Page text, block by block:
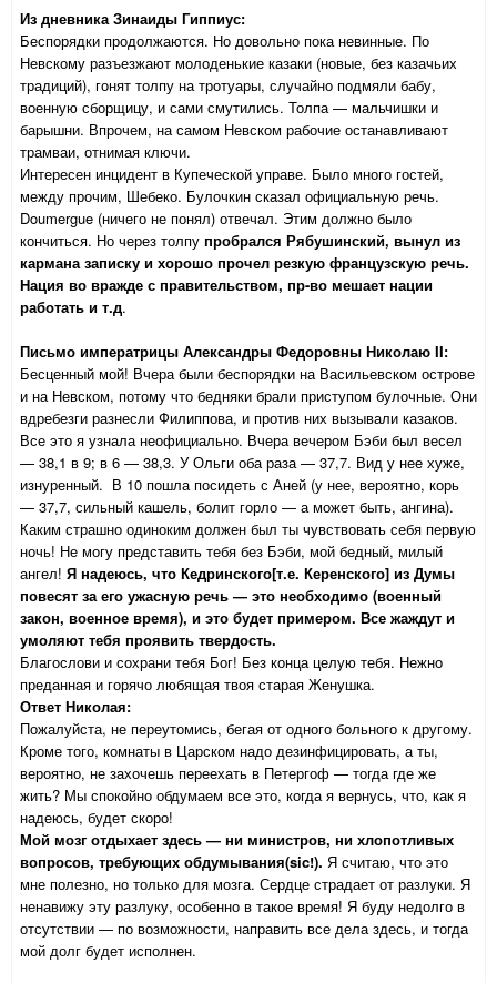
Из дневника Зинаиды Гиппиус:
Беспорядки продолжаются. Но довольно пока невинные. По
Невскому разъезжают молоденькие казаки (новые, без казачьих
традиций), гонят толпу на тротуары, случайно подмяли бабу,
военную сборщицу, и сами смутились. Толпа — мальчишки и
барышни. Впрочем, на самом Невском рабочие останавливают
трамваи, отнимая ключи.
Интересен инцидент в Купеческой управе. Было много гостей,
между прочим, Шебеко. Булочкин сказал официаль­ную речь.
Doumergue (ничего не понял) отвечал. Этим должно было
кончиться. Но через толпу пробрался Рябушинский, вы­нул из
кармана записку и хорошо прочел резкую француз­скую речь.
Нация во вражде с правительством, пр-во мешает нации
работать и т.д.
Письмо императрицы Александры Федоровны Николаю II:
Бесценный мой! Вчера были беспорядки на Васильевском острове
и на Невском, потому что бедняки брали приступом булочные. Они
вдребезги разнесли Филиппова, и против них вызывали казаков.
Все это я узнала неофициально. Вчера вечером Бэби был весел
— 38,1 в 9; в 6 — 38,3. У Ольги оба раза — 37,7. Вид у нее хуже,
изнуренный. В 10 пошла посидеть с Аней (у нее, вероятно, корь
— 37,7, сильный кашель, болит горло — а может быть, ангина).
Каким страшно одиноким должен был ты чувствовать себя первую
ночь! Не могу представить тебя без Бэби, мой бедный, милый
ангел! Я надеюсь, что Кедринского[т.е. Керенского] из Думы
повесят за его ужасную речь — это необходимо (военный
закон, военное время), и это будет примером. Все жаждут и
умоляют тебя проявить твердость.
Благослови и сохрани тебя Бог! Без конца целую тебя. Нежно
преданная и горячо любящая твоя старая Женушка.
Ответ Николая:
Пожалуйста, не переутомись, бегая от одного больного к другому.
Кроме того, комнаты в Царском надо дезинфицировать, а ты,
вероятно, не захочешь переехать в Петергоф — тогда где же
жить? Мы спокойно обдумаем все это, когда я вернусь, что, как я
надеюсь, будет скоро!
Мой мозг отдыхает здесь — ни министров, ни хлопотливых
вопросов, требующих обдумывания(sic!). Я считаю, что это
мне полезно, но только для мозга. Сердце страдает от разлуки. Я
ненавижу эту разлуку, особенно в такое время! Я буду недолго в
отсутствии — по возможности, направить все дела здесь, и тогда
мой долг будет исполнен.